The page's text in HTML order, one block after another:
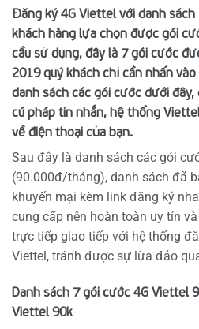
Đăng ký 4G Viettel với danh
khách hàng lựa chọn được gói
cầu sử dụng, đây là 7 gói cước
2019 quý khách chỉ cần nhấn
danh sách các gói cước dưới
cú pháp tin nhắn, hệ thống
về điện thoại của bạn.
Sau đây là danh sách các gói
(90.000đ/tháng), danh sách đã
khuyến mại kèm link đăng ký
cung cấp nên hoàn toàn uy tín
trực tiếp giao tiếp với hệ thống
Viettel, tránh được sự lừa đảo
Danh sách 7 gói cước 4G Viettel
Viettel 90k